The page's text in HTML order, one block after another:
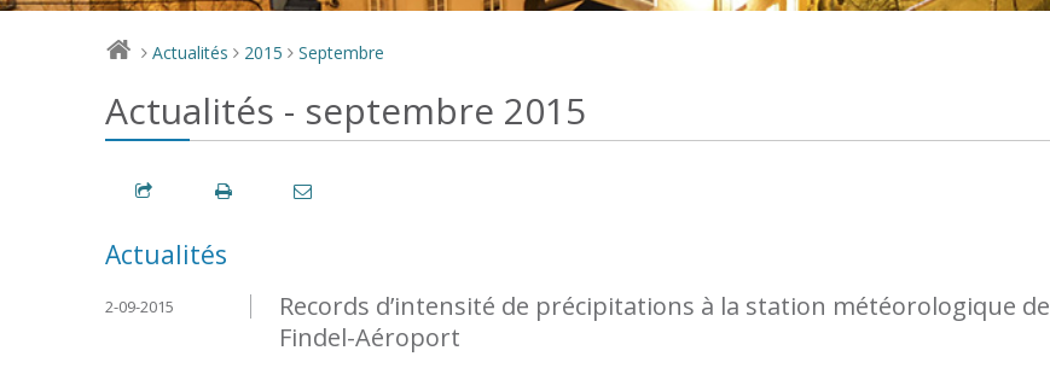
> Actualités > 2015 > Septembre
Actualités - septembre 2015
Actualités
Records d’intensité de précipitations à la station météorologique de
Findel-Aéroport
2-09-2015